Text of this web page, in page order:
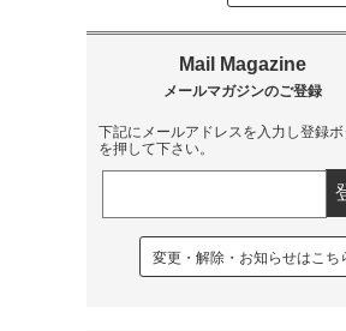
下記にメールアドレスを入力し登録ボ
を押して下さい。
変更・解除・お知らせはこち